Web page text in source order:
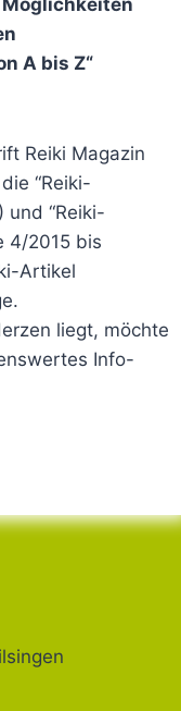
Möglichkeiten
A bis Z“
Reiki Magazin
“Reiki-
und “Reiki-
4/2015 bis
Artikel
liegt, möchte
Info-